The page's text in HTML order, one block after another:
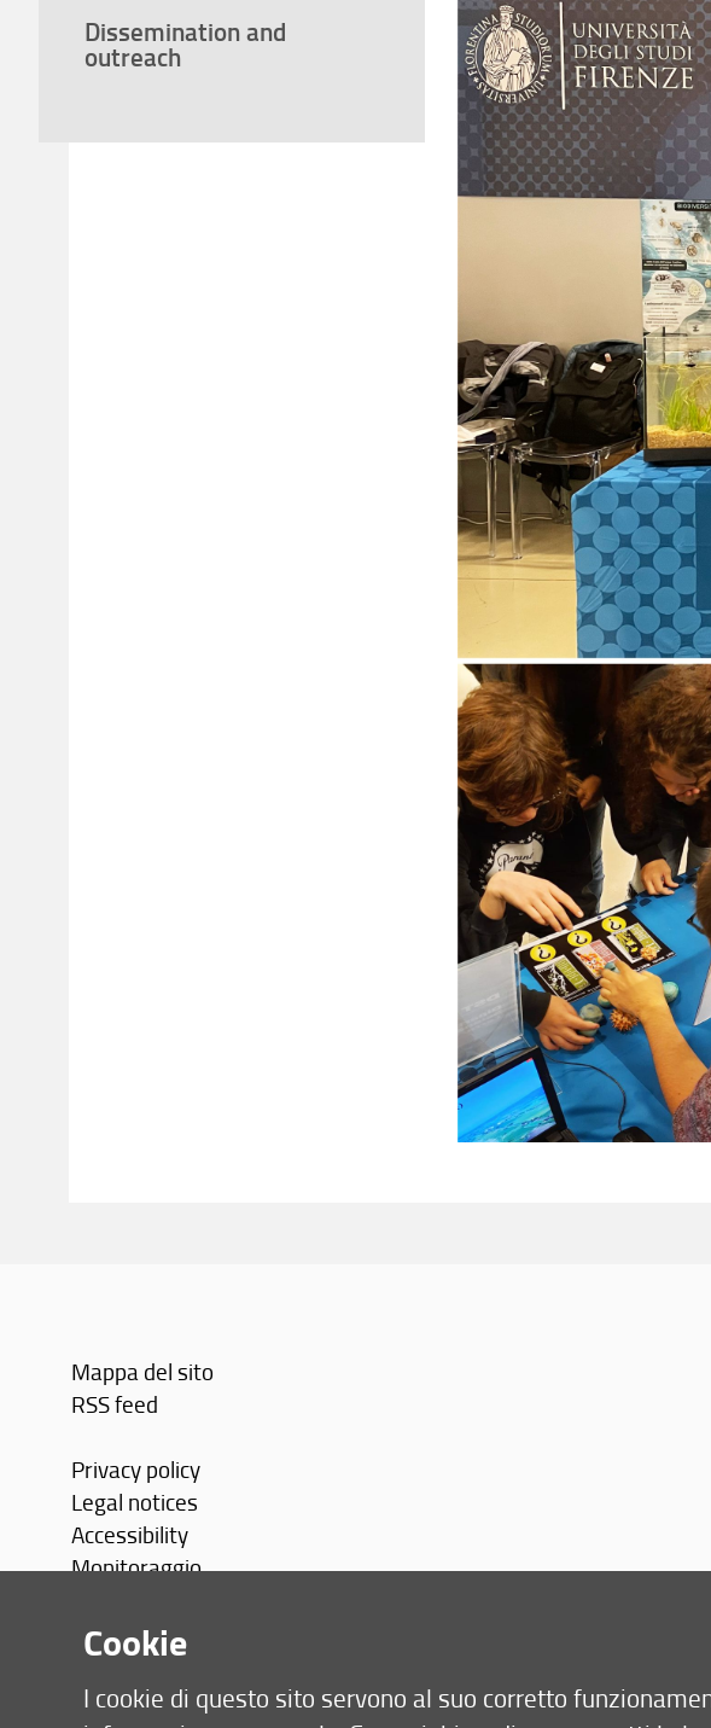
Dissemination and
outreach
Mappa del sito
RSS feed
Privacy policy
Legal notices
Accessibility
Monitoraggio
Area personale
Cookie
I cookie di questo sito servono al suo corretto